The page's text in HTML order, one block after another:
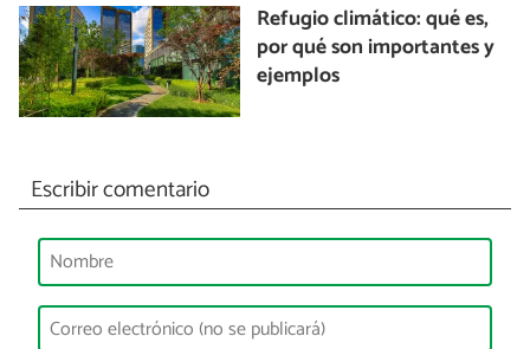
Refugio climático: qué es,
por qué son importantes y
ejemplos
Escribir comentario